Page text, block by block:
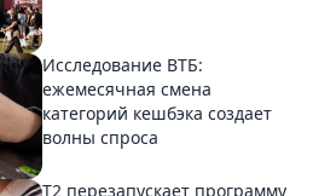
Исследование ВТБ:
ежемесячная смена
категорий кешбэка создает
волны спроса
Т2 перезапускает программу